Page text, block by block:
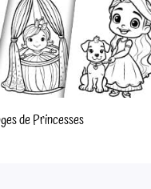
de Princesses